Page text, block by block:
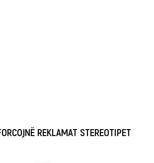
REKLAMAT STEREOTIPET